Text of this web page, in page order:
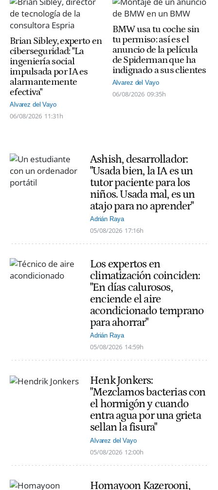
Brian Sibley, experto en
ciberseguridad: "La
ingeniería social
impulsada por IA es
alarmantemente
efectiva"
Alvarez del Vayo
06/08/2026 11:31h
BMW usa tu coche sin
tu permiso: así es el
anuncio de la película
de Spiderman que ha
indignado a sus clientes
Alvarez del Vayo
06/08/2026 09:35h
Ashish, desarrollador:
"Usada bien, la IA es un
tutor paciente para los
niños. Usada mal, es un
atajo para no aprender"
Adrián Raya
05/08/2026 17:16h
Los expertos en
climatización coinciden:
"En días calurosos,
enciende el aire
acondicionado temprano
para ahorrar"
Adrián Raya
05/08/2026 14:59h
Henk Jonkers:
"Mezclamos bacterias con
el hormigón y cuando
entra agua por una grieta
sellan la fisura"
Alvarez del Vayo
05/08/2026 12:00h
Homayoon Kazerooni,